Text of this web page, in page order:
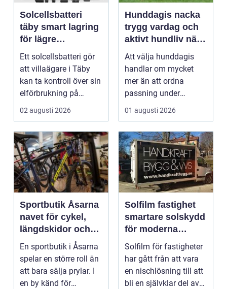
Solcellsbatteri
täby smart lagring
för lägre
elkostnader året
runt
Ett solcellsbatteri gör
att villaägare i Täby
kan ta kontroll över sin
elförbrukning på
riktigt. Gen...
02 augusti 2026
Hunddagis nacka
trygg vardag och
aktivt hundliv nära
stan
Att välja hunddagis
handlar om mycket
mer än att ordna
passning under
arbetsdagen. För
många hundäga...
01 augusti 2026
Sportbutik Åsarna
navet för cykel,
längdskidor och
löpning i södra
jämtland
En sportbutik i Åsarna
spelar en större roll än
att bara sälja prylar. I
en by känd för
Solfilm fastighet
smartare solskydd
för moderna
byggnader
Solfilm för fastigheter
har gått från att vara
en nischlösning till att
bli en självklar del av